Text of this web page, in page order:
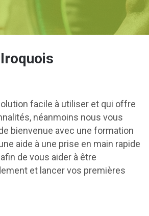
facile à utiliser et qui offre
néanmoins nous vous
bienvenue avec une formation
aide à une prise en main rapide
de vous aider à être
et lancer vos premières